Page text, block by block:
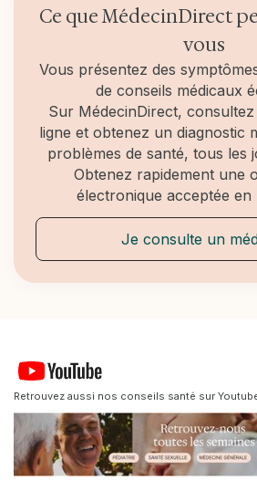
chronicisation. Une prise en
(attelle, adaptation des gestes)
Ce que MédecinDirect
vous
Vous présentez des
de conseils médicaux
Sur MédecinDirect,
ligne et obtenez un diagnostic
problèmes de santé, tous les
Obtenez rapidement une
électronique acceptée en
Je consulte un
Retrouvez aussi nos conseils santé sur